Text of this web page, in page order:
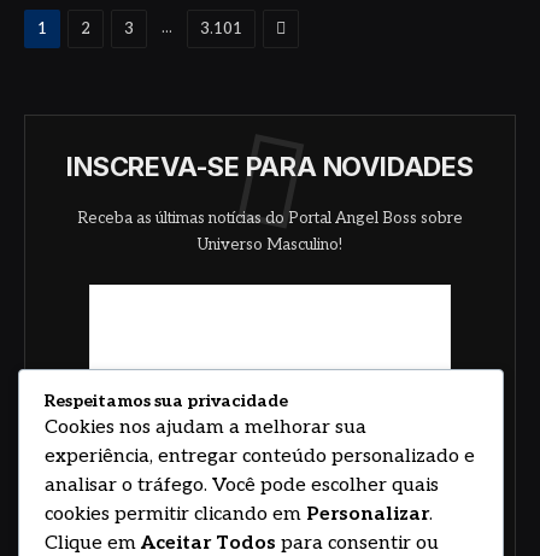
1 2 3 ... 3.101 Proximo
INSCREVA-SE PARA NOVIDADES
Receba as últimas notícias do Portal Angel Boss sobre
Universo Masculino!
Respeitamos sua privacidade
Cookies nos ajudam a melhorar sua
experiência, entregar conteúdo personalizado e
analisar o tráfego. Você pode escolher quais
cookies permitir clicando em Personalizar.
Clique em Aceitar Todos para consentir ou